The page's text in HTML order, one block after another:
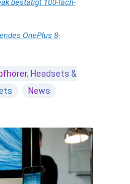
bestätigt 100-fach-
OnePlus 8-
Headsets &
News